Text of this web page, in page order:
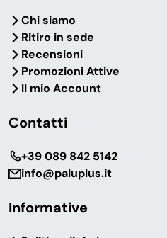
Chi siamo
Ritiro in sede
Recensioni
Promozioni Attive
Il mio Account
Contatti
‎+39 089 842 5142
info@paluplus.it
Informative